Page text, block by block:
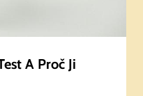
A Proč Ji